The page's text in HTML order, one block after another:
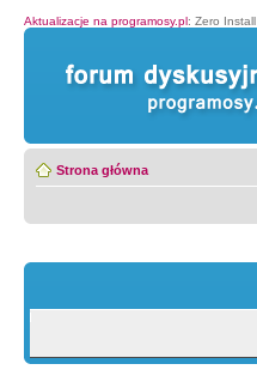
Aktualizacje na programosy.pl: Zero Install
Strona główna